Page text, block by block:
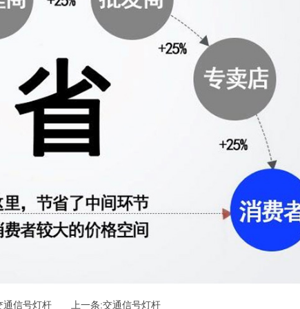
通信号灯杆 上一条:交通信号灯杆